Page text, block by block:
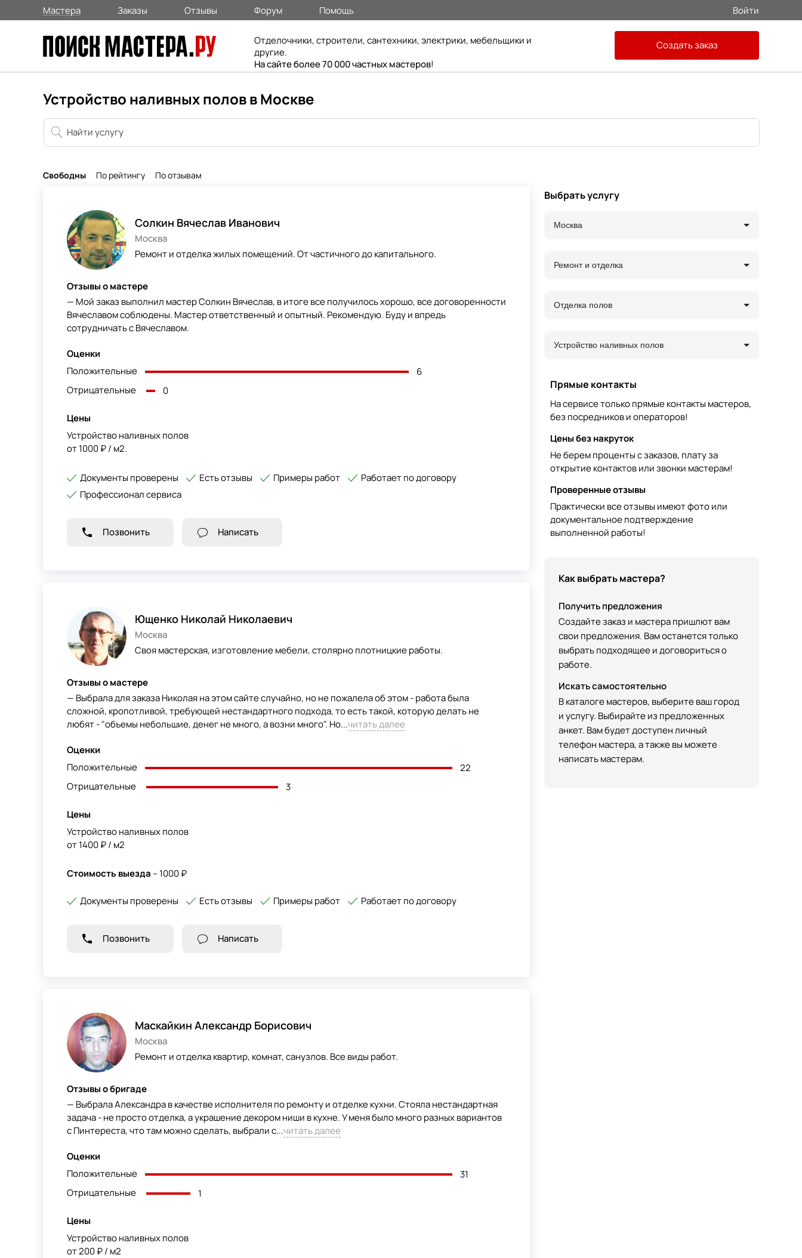
Мастера Заказы Отзывы Форум Помощь Войти
Отделочники, строители, сантехники, электрики, мебельщики и
другие.
На сайте более 70 000 частных мастеров!
Создать заказ
Устройство наливных полов в Москве
Свободны По рейтингу По отзывам
Солкин Вячеслав Иванович
Москва
Ремонт и отделка жилых помещений. От частичного до капитального.
Отзывы о мастере
— Мой заказ выполнил мастер Солкин Вячеслав, в итоге все получилось хорошо, все договоренности
Вячеславом соблюдены. Мастер ответственный и опытный. Рекомендую. Буду и впредь
сотрудничать с Вячеславом.
Оценки
Положительные
6
Отрицательные
0
Цены
Устройство наливных полов
от 1000 ₽ / м2.
Документы проверены Есть отзывы Примеры работ
Работает по договору
Профессионал сервиса
Позвонить Написать
Ющенко Николай Николаевич
Москва
Своя мастерская, изготовление мебели, столярно плотницкие работы.
Отзывы о мастере
— Выбрала для заказа Николая на этом сайте случайно, но не пожалела об этом - работа была
сложной, кропотливой, требующей нестандартного подхода, то есть такой, которую делать не
любят - "объемы небольшие, денег не много, а возни много". Но...читать далее
Оценки
Положительные
22
Отрицательные
3
Цены
Устройство наливных полов
от 1400 ₽ / м2
Стоимость выезда – 1000 ₽
Документы проверены Есть отзывы Примеры работ Работает по договору
Позвонить Написать
Маскайкин Александр Борисович
Москва
Ремонт и отделка квартир, комнат, санузлов. Все виды работ.
Отзывы о бригаде
— Выбрала Александра в качестве исполнителя по ремонту и отделке кухни. Стояла нестандартная
задача - не просто отделка, а украшение декором ниши в кухне. У меня было много разных вариантов
с Пинтереста, что там можно сделать, выбрали с...читать далее
Оценки
Положительные
31
Отрицательные
1
Цены
Устройство наливных полов
от 200 ₽ / м2
Выбрать услугу
Москва
Ремонт и отделка
Отделка полов
Устройство наливных полов
Прямые контакты
На сервисе только прямые контакты мастеров,
без посредников и операторов!
Цены без накруток
Не берем проценты с заказов, плату за
открытие контактов или звонки мастерам!
Проверенные отзывы
Практически все отзывы имеют фото или
документальное подтверждение
выполненной работы!
Как выбрать мастера?
Получить предложения
Создайте заказ и мастера пришлют вам
свои предложения. Вам останется только
выбрать подходящее и договориться о
работе.
Искать самостоятельно
В каталоге мастеров, выберите ваш город
и услугу. Выбирайте из предложенных
анкет. Вам будет доступен личный
телефон мастера, а также вы можете
написать мастерам.